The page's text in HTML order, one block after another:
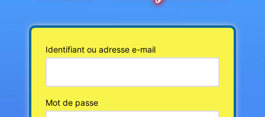
Identifiant ou adresse e-mail
Mot de passe